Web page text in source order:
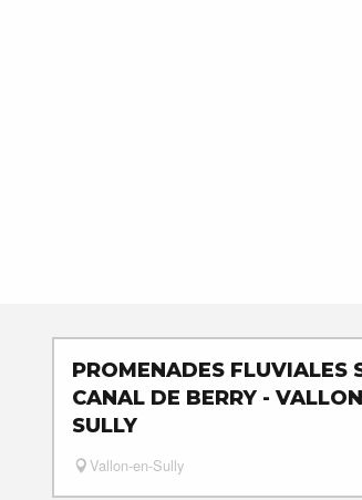
PROMENADES FLUVIALES
CANAL DE BERRY -
SULLY
Vallon-en-Sully